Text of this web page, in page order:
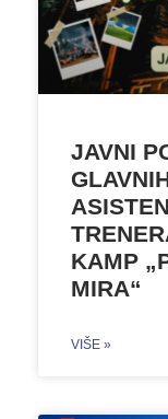
JAVNI
KAMP
MIRA“
VIŠE »